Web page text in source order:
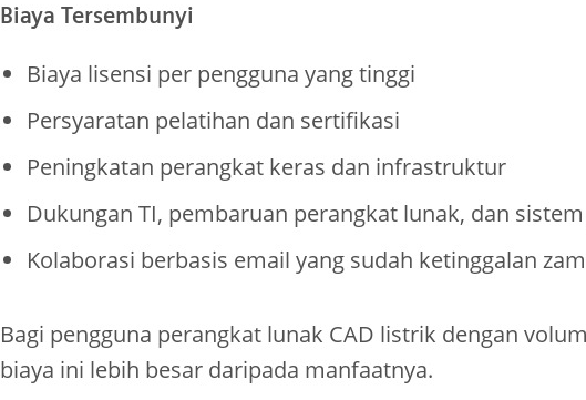
Biaya Tersembunyi
Biaya lisensi per pengguna yang tinggi
Persyaratan pelatihan dan sertifikasi
Peningkatan perangkat keras dan infrastruktur
Dukungan TI, pembaruan perangkat lunak, dan
Kolaborasi berbasis email yang sudah ketinggalan
Bagi pengguna perangkat lunak CAD listrik dengan
biaya ini lebih besar daripada manfaatnya.